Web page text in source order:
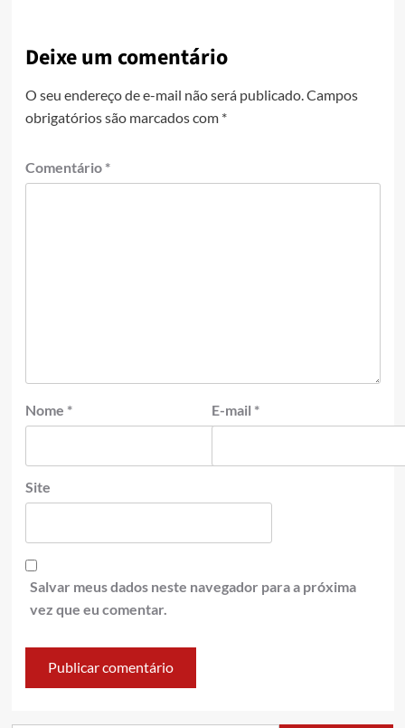
Deixe um comentário
O seu endereço de e-mail não será publicado. Campos
obrigatórios são marcados com *
Comentário *
Nome * E-mail *
Site
Salvar meus dados neste navegador para a próxima
vez que eu comentar.